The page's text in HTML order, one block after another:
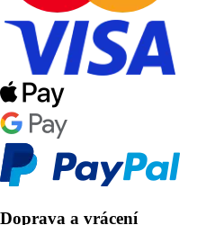
Doprava a vrácení